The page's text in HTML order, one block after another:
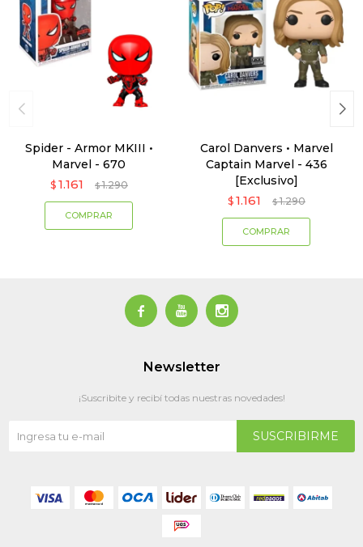
Spider - Armor MKIII •
Marvel - 670
$ 1.161 $ 1.290
Carol Danvers • Marvel
Captain Marvel - 436
[Exclusivo]
$ 1.161 $ 1.290
  
Newsletter
¡Suscribite y recibí todas nuestras novedades!
SUSCRIBIRME